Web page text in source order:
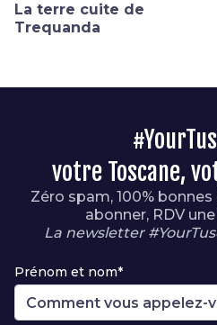
La terre cuite de
Trequanda
votre Toscane,
Zéro spam, 100%
abonner, RDV
La newsletter
Prénom et nom*